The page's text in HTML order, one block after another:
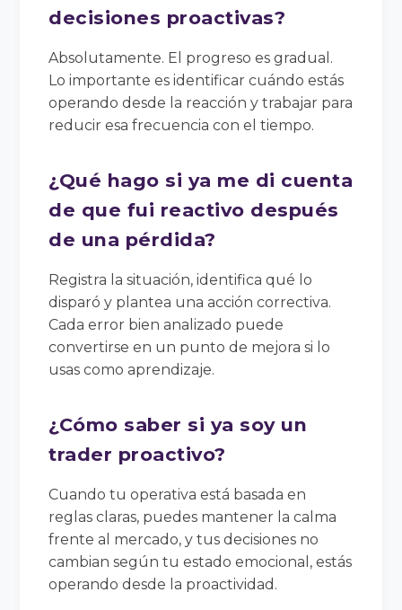
decisiones proactivas?
Absolutamente. El progreso es gradual.
Lo importante es identificar cuándo estás
operando desde la reacción y trabajar para
reducir esa frecuencia con el tiempo.
¿Qué hago si ya me di cuenta
de que fui reactivo después
de una pérdida?
Registra la situación, identifica qué lo
disparó y plantea una acción correctiva.
Cada error bien analizado puede
convertirse en un punto de mejora si lo
usas como aprendizaje.
¿Cómo saber si ya soy un
trader proactivo?
Cuando tu operativa está basada en
reglas claras, puedes mantener la calma
frente al mercado, y tus decisiones no
cambian según tu estado emocional, estás
operando desde la proactividad.